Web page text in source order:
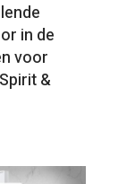
in de
voor
&